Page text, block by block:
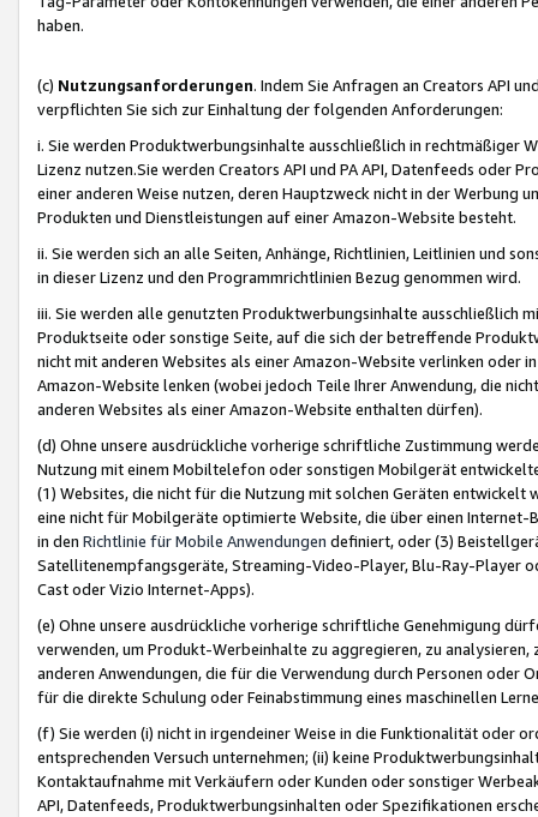
haben.
(c) Nutzungsanforderungen. Indem Sie Anfragen an Creators API
verpflichten Sie sich zur Einhaltung der folgenden Anforderungen:
i. Sie werden Produktwerbungsinhalte ausschließlich in rechtmäßiger
Lizenz nutzen.Sie werden Creators API und PA API, Datenfeeds oder
einer anderen Weise nutzen, deren Hauptzweck nicht in der Werbung
Produkten und Dienstleistungen auf einer Amazon-Website besteht.
ii. Sie werden sich an alle Seiten, Anhänge, Richtlinien, Leitlinien und
in dieser Lizenz und den Programmrichtlinien Bezug genommen wird.
iii. Sie werden alle genutzten Produktwerbungsinhalte ausschließlich
Produktseite oder sonstige Seite, auf die sich der betreffende
nicht mit anderen Websites als einer Amazon-Website verlinken oder
Amazon-Website lenken (wobei jedoch Teile Ihrer Anwendung, die
anderen Websites als einer Amazon-Website enthalten dürfen).
(d) Ohne unsere ausdrückliche vorherige schriftliche Zustimmung
Nutzung mit einem Mobiltelefon oder sonstigen Mobilgerät
(1) Websites, die nicht für die Nutzung mit solchen Geräten
eine nicht für Mobilgeräte optimierte Website, die über einen
in den Richtlinie für Mobile Anwendungen definiert, oder (3)
Satellitenempfangsgeräte, Streaming-Video-Player, Blu-Ray-Player
Cast oder Vizio Internet-Apps).
(e) Ohne unsere ausdrückliche vorherige schriftliche Genehmigung
verwenden, um Produkt-Werbeinhalte zu aggregieren, zu
anderen Anwendungen, die für die Verwendung durch Personen
für die direkte Schulung oder Feinabstimmung eines maschinellen
(f) Sie werden (i) nicht in irgendeiner Weise in die Funktionalität oder
entsprechenden Versuch unternehmen; (ii) keine
Kontaktaufnahme mit Verkäufern oder Kunden oder sonstiger
API, Datenfeeds, Produktwerbungsinhalten oder Spezifikationen